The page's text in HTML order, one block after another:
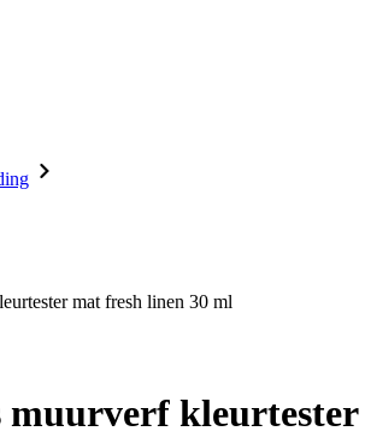
mat fresh linen 30 ml
muurverf